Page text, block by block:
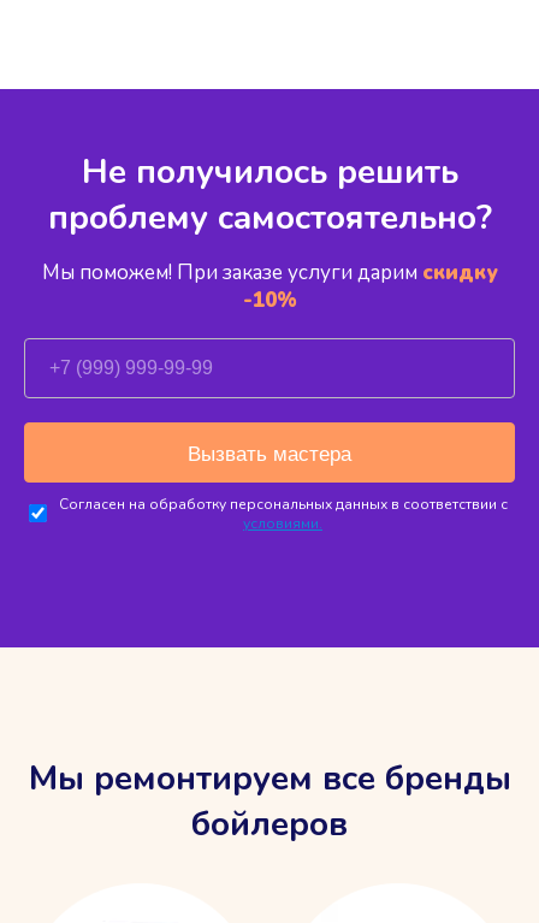
Не получилось решить
проблему самостоятельно?
Мы поможем! При заказе услуги дарим скидку
-10%
Согласен на обработку персональных данных в соответствии с
условиями.
Мы ремонтируем все бренды
бойлеров